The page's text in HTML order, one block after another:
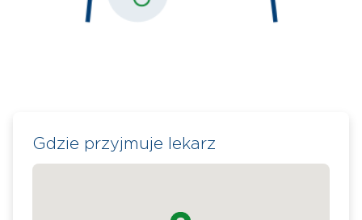
Gdzie przyjmuje lekarz